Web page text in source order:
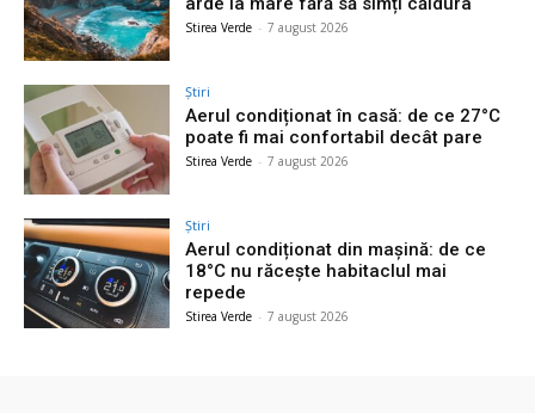
Stirea Verde - 7 august 2026
Știri
Aerul condiționat în casă: de ce 27°C
poate fi mai confortabil decât pare
Stirea Verde - 7 august 2026
Știri
Aerul condiționat din mașină: de ce
18°C nu răcește habitaclul mai
repede
Stirea Verde - 7 august 2026